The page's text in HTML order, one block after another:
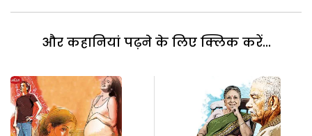
और कहानियां पढ़ने के लिए क्लिक करें...